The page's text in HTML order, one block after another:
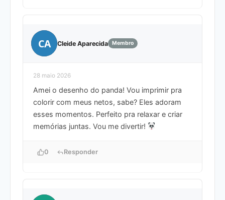
CA Cleide Aparecida Membro
28 maio 2026
Amei o desenho do panda! Vou imprimir pra
colorir com meus netos, sabe? Eles adoram
esses momentos. Perfeito pra relaxar e criar
memórias juntas. Vou me divertir!
0 Responder